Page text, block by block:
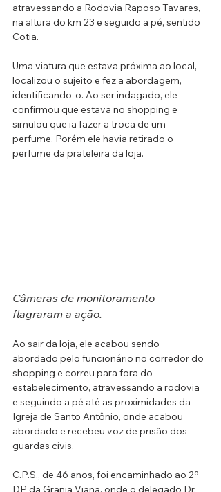
atravessando a Rodovia Raposo Tavares,
na altura do km 23 e seguido a pé, sentido
Cotia.
Uma viatura que estava próxima ao local,
localizou o sujeito e fez a abordagem,
identificando-o. Ao ser indagado, ele
confirmou que estava no shopping e
simulou que ia fazer a troca de um
perfume. Porém ele havia retirado o
perfume da prateleira da loja.
Câmeras de monitoramento
flagraram a ação.
Ao sair da loja, ele acabou sendo
abordado pelo funcionário no corredor do
shopping e correu para fora do
estabelecimento, atravessando a rodovia
e seguindo a pé até as proximidades da
Igreja de Santo Antônio, onde acabou
abordado e recebeu voz de prisão dos
guardas civis.
C.P.S., de 46 anos, foi encaminhado ao 2º
DP da Granja Viana, onde o delegado Dr.